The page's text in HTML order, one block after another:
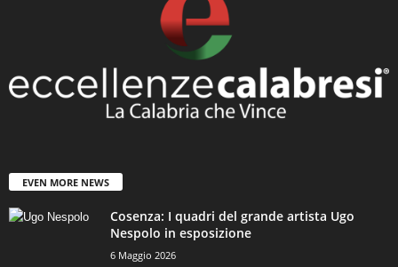
EVEN MORE NEWS
Cosenza: I quadri del grande artista Ugo
Nespolo in esposizione
6 Maggio 2026